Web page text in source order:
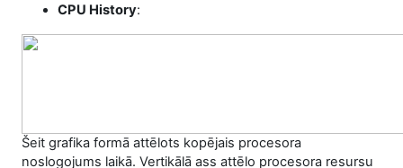
CPU History:
Šeit grafika formā attēlots kopējais procesora
noslogojums laikā. Vertikālā ass attēlo procesora resursu